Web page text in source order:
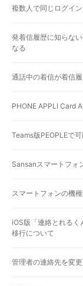
複数人で同じログイ
発着信履歴に知らな
なる
通話中の着信が着信
PHONE APPLI Card
Teams版PEOPLEで
Sansanスマートフォ
スマートフォンの機
iOS版「連絡とれるく
移行について
管理者の連絡先を変